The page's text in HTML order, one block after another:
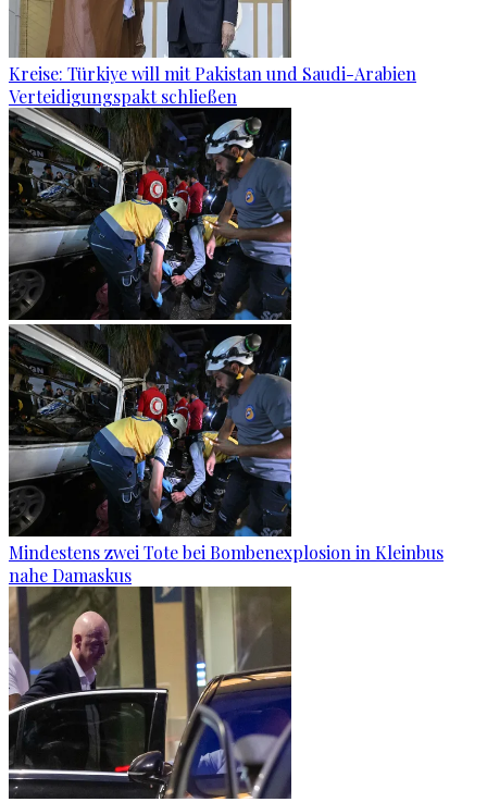
Kreise: Türkiye will mit Pakistan und Saudi-Arabien
Verteidigungspakt schließen
Mindestens zwei Tote bei Bombenexplosion in Kleinbus
nahe Damaskus